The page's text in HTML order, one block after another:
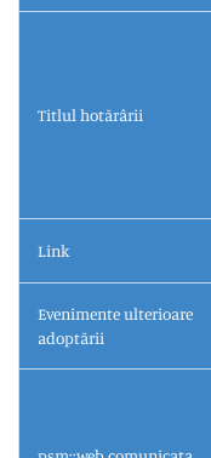
Titlul hotărârii
Link
Evenimente ulterioare
adoptării